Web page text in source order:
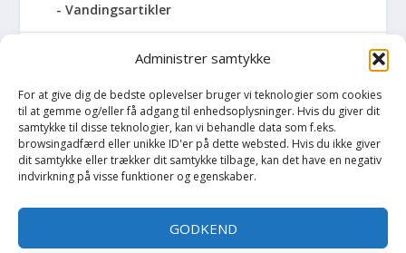
Administrer samtykke
For at give dig de bedste oplevelser bruger vi teknologier som cookies
til at gemme og/eller få adgang til enhedsoplysninger. Hvis du giver dit
samtykke til disse teknologier, kan vi behandle data som f.eks.
browsingadfærd eller unikke ID'er på dette websted. Hvis du ikke giver
dit samtykke eller trækker dit samtykke tilbage, kan det have en negativ
indvirkning på visse funktioner og egenskaber.
GODKEND
Vandingsartikler
Vandslanger
Vildthegn
vækstdug
Maling